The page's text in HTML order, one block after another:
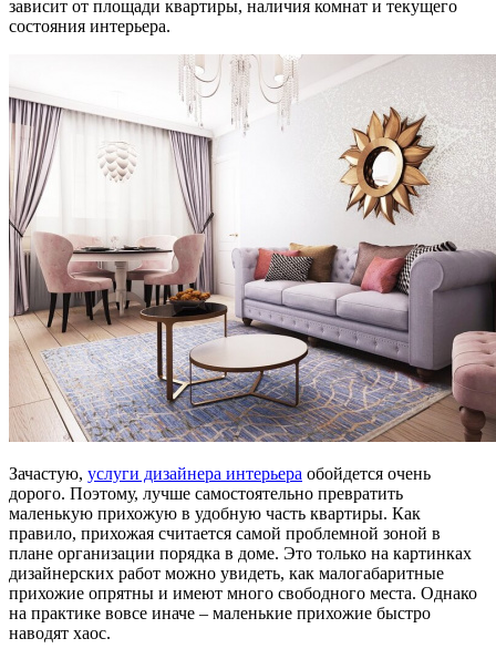
зависит от площади квартиры, наличия комнат и текущего
состояния интерьера.
Зачастую, услуги дизайнера интерьера обойдется очень
дорого. Поэтому, лучше самостоятельно превратить
маленькую прихожую в удобную часть квартиры. Как
правило, прихожая считается самой проблемной зоной в
плане организации порядка в доме. Это только на картинках
дизайнерских работ можно увидеть, как малогабаритные
прихожие опрятны и имеют много свободного места. Однако
на практике вовсе иначе – маленькие прихожие быстро
наводят хаос.